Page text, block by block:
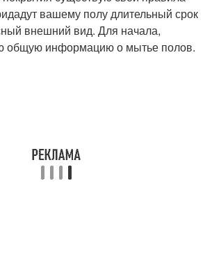
вашему полу длительный срок
внешний вид. Для начала,
общую информацию о мытье полов.